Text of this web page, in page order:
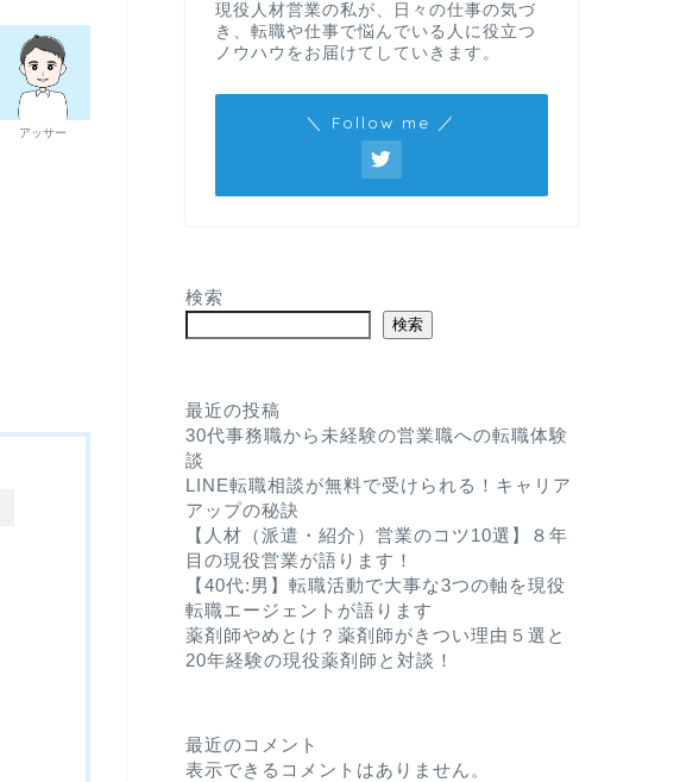
アッサー
現役人材営業の私が、日々の仕事の気づ
き、転職や仕事で悩んでいる人に役立つ
ノウハウをお届けてしていきます。
＼ Follow me ／
検索
検索
最近の投稿
30代事務職から未経験の営業職への転職体験
談
LINE転職相談が無料で受けられる！キャリア
アップの秘訣
【人材（派遣・紹介）営業のコツ10選】８年
目の現役営業が語ります！
【40代:男】転職活動で大事な3つの軸を現役
転職エージェントが語ります
薬剤師やめとけ？薬剤師がきつい理由５選と
20年経験の現役薬剤師と対談！
最近のコメント
表示できるコメントはありません。